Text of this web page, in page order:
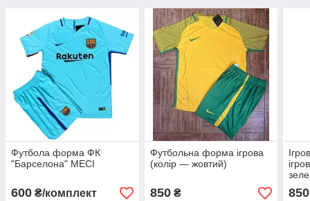
Футбола форма ФК
"Барселона" МЕСІ
600 ₴/комплект
Футбольна форма ігрова
(колір — жовтий)
850₴ 850